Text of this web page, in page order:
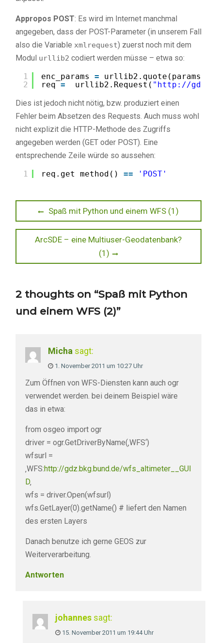
Appropos POST: Es wird im Internet manchmal
angegeben, dass der POST-Parameter (in unserem Fall
also die Variable xmlrequest) zuerst noch mit dem
Modul urllib2 codiert werden müsse – etwa so:
1
2
enc_params =
urllib2.quote(params)
req = urllib2.Request( " http://
Dies ist jedoch nicht nötig, bzw. produziert einen
Fehler beim Absetzen des Requests. Auch muss wohl
nicht explizit die HTTP-Methode des Zugriffs
angegeben werden (GET oder POST). Eine
entsprechende Zeile würde so aussehen:
1
req.get_method() == 'POST'
Beitragsnavigation
Previous
post:
Spaß mit Python und einem WFS (1)
Next
ArcSDE – eine Multiuser-Geodatenbank?
(1)
2 thoughts on “Spaß mit Python
und einem WFS (2)”
Micha sagt:
1. November 2011 um 10:27 Uhr
Zum Öffnen von WFS-Diensten kann auch ogr
verwendet werden. bei deinem Beispiel wäre
das in etwa:
from osgeo import ogr
driver = ogr.GetDriverByName(‚WFS‘)
wfsurl =
‚WFS:http://gdz.bkg.bund.de/wfs_altimeter__GUI
D‚
wfs = driver.Open(wfsurl)
wfs.GetLayer(0).getName() # liefert den Namen
des ersten Layers
Danach benutze ich gerne GEOS zur
Weiterverarbeitung.
Antworten
johannes sagt:
15. November 2011 um 19:44 Uhr